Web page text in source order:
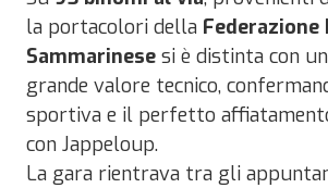
la portacolori della Federazione
Sammarinese si è distinta con
grande valore tecnico,
sportiva e il perfetto
con Jappeloup.
La gara rientrava tra gli